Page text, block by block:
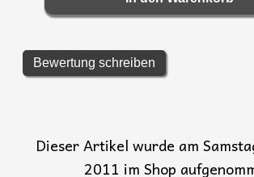
Bewertung schreiben
Dieser Artikel wurde am
2011 im Shop